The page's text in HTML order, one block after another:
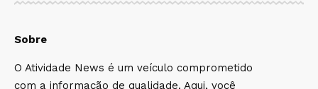
Sobre
O Atividade News é um veículo comprometido
com a informação de qualidade. Aqui, você